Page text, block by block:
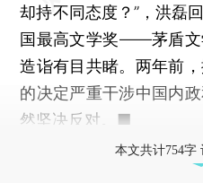
却持不同态度？”，洪磊
国最高文学奖——茅盾文
造诣有目共睹。两年前
的决定严重干涉中国内
然坚决反对。■
本文共计754字